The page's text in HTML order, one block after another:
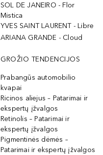
SOL DE JANEIRO - Flor
Mistica
YVES SAINT LAURENT - Libre
ARIANA GRANDE - Cloud
GROŽIO TENDENCIJOS
Prabangūs automobilio
kvapai
Ricinos aliejus – Patarimai ir
ekspertų įžvalgos
Retinolis – Patarimai ir
ekspertų įžvalgos
Pigmentinės dėmės –
Patarimai ir ekspertų įžvalgos